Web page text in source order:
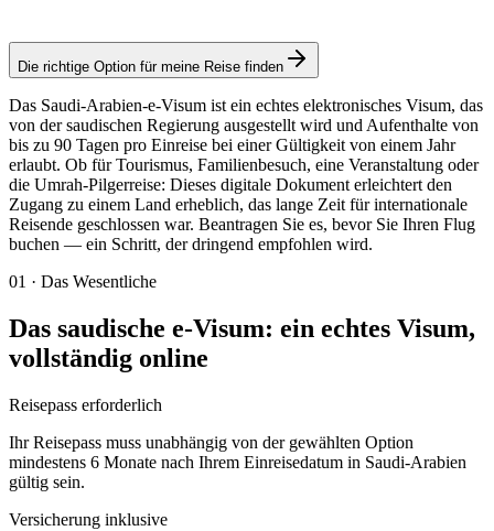
Die richtige Option für meine Reise finden
Das Saudi-Arabien-e-Visum ist ein echtes elektronisches Visum, das
von der saudischen Regierung ausgestellt wird und Aufenthalte von
bis zu 90 Tagen pro Einreise bei einer Gültigkeit von einem Jahr
erlaubt. Ob für Tourismus, Familienbesuch, eine Veranstaltung oder
die Umrah-Pilgerreise: Dieses digitale Dokument erleichtert den
Zugang zu einem Land erheblich, das lange Zeit für internationale
Reisende geschlossen war. Beantragen Sie es, bevor Sie Ihren Flug
buchen — ein Schritt, der dringend empfohlen wird.
01 · Das Wesentliche
Das saudische e-Visum: ein echtes Visum,
vollständig online
Reisepass erforderlich
Ihr Reisepass muss unabhängig von der gewählten Option
mindestens 6 Monate nach Ihrem Einreisedatum in Saudi-Arabien
gültig sein.
Versicherung inklusive